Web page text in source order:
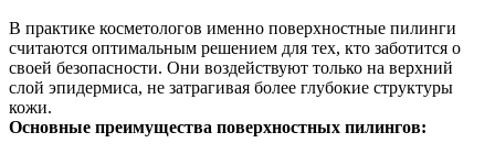
В практике косметологов именно поверхностные пилинги
считаются оптимальным решением для тех, кто заботится о
своей безопасности. Они воздействуют только на верхний
слой эпидермиса, не затрагивая более глубокие структуры
кожи.
Основные преимущества поверхностных пилингов: